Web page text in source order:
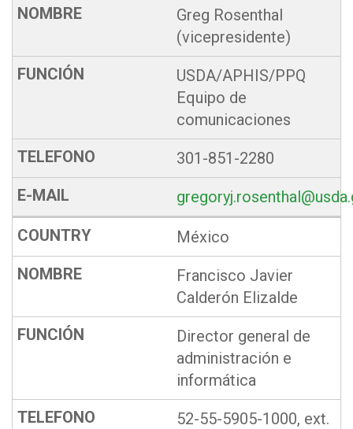
Greg Rosenthal
(vicepresidente)
USDA/APHIS/PPQ
Equipo de
comunicaciones
301-851-2280
México
Francisco Javier
Calderón Elizalde
Director general de
administración e
informática
52-55-5905-1000, ext.